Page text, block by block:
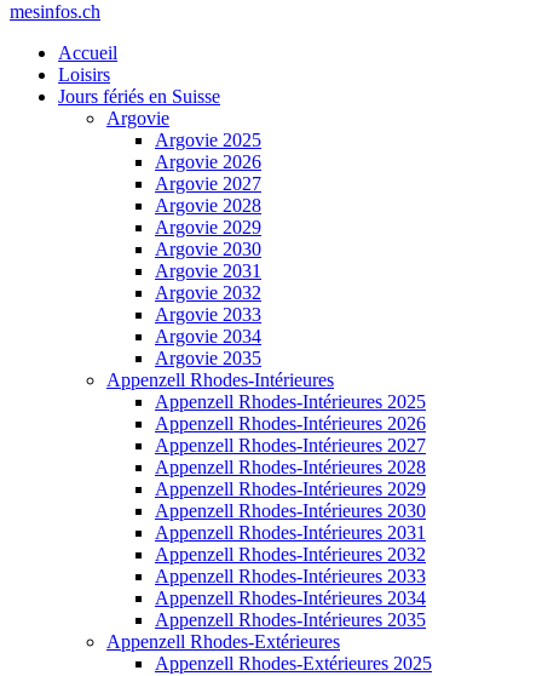
mesinfos.ch
Accueil
Loisirs
Jours fériés en Suisse
Argovie
Argovie 2025
Argovie 2026
Argovie 2027
Argovie 2028
Argovie 2029
Argovie 2030
Argovie 2031
Argovie 2032
Argovie 2033
Argovie 2034
Argovie 2035
Appenzell Rhodes-Intérieures
Appenzell Rhodes-Intérieures 2025
Appenzell Rhodes-Intérieures 2026
Appenzell Rhodes-Intérieures 2027
Appenzell Rhodes-Intérieures 2028
Appenzell Rhodes-Intérieures 2029
Appenzell Rhodes-Intérieures 2030
Appenzell Rhodes-Intérieures 2031
Appenzell Rhodes-Intérieures 2032
Appenzell Rhodes-Intérieures 2033
Appenzell Rhodes-Intérieures 2034
Appenzell Rhodes-Intérieures 2035
Appenzell Rhodes-Extérieures
Appenzell Rhodes-Extérieures 2025